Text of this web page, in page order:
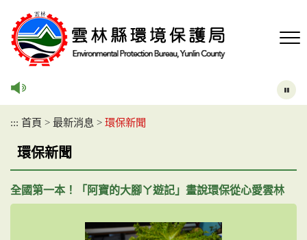
::: 首頁 > 最新消息 > 環保新聞
環保新聞
全國第一本！「阿寶的大腳ㄚ遊記」畫說環保從心愛雲林